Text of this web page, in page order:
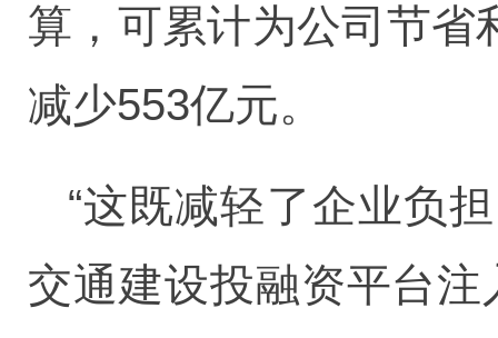
算，可累计为公司节省
减少553亿元。
“这既减轻了企业负
交通建设投融资平台